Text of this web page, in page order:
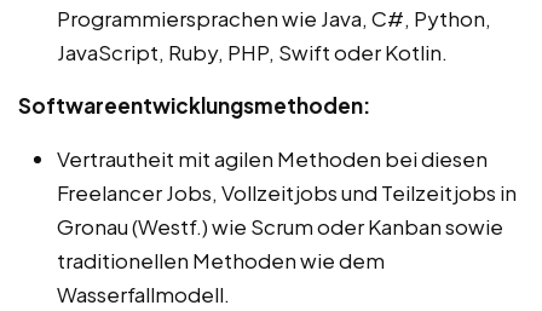
Programmiersprachen wie Java, C#, Python,
JavaScript, Ruby, PHP, Swift oder Kotlin.
Softwareentwicklungsmethoden:
Vertrautheit mit agilen Methoden bei diesen
Freelancer Jobs, Vollzeitjobs und Teilzeitjobs in
Gronau (Westf.) wie Scrum oder Kanban sowie
traditionellen Methoden wie dem
Wasserfallmodell.